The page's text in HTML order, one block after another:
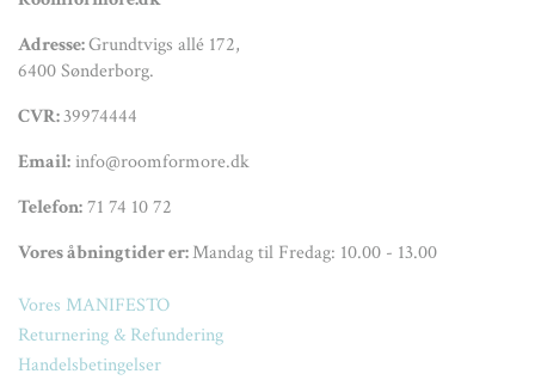
Adresse:Grundtvigs allé 172,
6400 Sønderborg.
CVR:39974444
Email:info@roomformore.dk
Telefon:71 74 10 72
Vores åbningtider er:Mandag til Fredag: 10.00 - 13.00
Vores MANIFESTO
Returnering & Refundering
Handelsbetingelser